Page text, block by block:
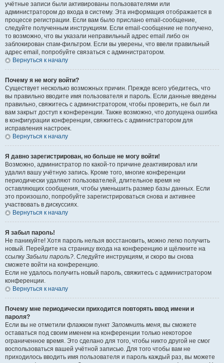
учётные записи были активированы пользователями или
администратором до входа в систему. Эта информация отображается в
процессе регистрации. Если вам было прислано email-сообщение,
следуйте полученным инструкциям. Если email-сообщение не получено,
то возможно, что вы указали неправильный адрес email либо он
заблокирован спам-фильтром. Если вы уверены, что ввели правильный
адрес email, попробуйте связаться с администратором.
Вернуться к началу
Почему я не могу войти?
Существует несколько возможных причин. Прежде всего убедитесь, что
вы правильно вводите имя пользователя и пароль. Если данные введены
правильно, свяжитесь с администратором, чтобы проверить, не был ли
вам закрыт доступ к конференции. Также возможно, что допущена ошибка
в конфигурации конференции, свяжитесь с администратором для
исправления настроек.
Вернуться к началу
Я давно зарегистрирован, но больше не могу войти!
Возможно, администратор по какой-то причине деактивировал или
удалил вашу учётную запись. Кроме того, многие конференции
периодически удаляют пользователей, длительное время не
оставляющих сообщения, чтобы уменьшить размер базы данных. Если
это произошло, попробуйте зарегистрироваться снова и активнее
участвовать в дискуссиях.
Вернуться к началу
Я забыл пароль!
Не паникуйте! Хотя пароль нельзя восстановить, можно легко получить
новый. Перейдите на страницу входа на конференцию и щёлкните на
ссылку Забыли пароль?. Следуйте инструкциям, и скоро вы снова
сможете войти на конференцию.
Если не удалось получить новый пароль, свяжитесь с администратором
конференции.
Вернуться к началу
Почему мне периодически приходится повторять ввод имени и
пароля?
Если вы не отметили флажком пункт Запомнить меня, вы сможете
оставаться под своим именем на конференции только некоторое
ограниченное время. Это сделано для того, чтобы никто другой не смог
воспользоваться вашей учётной записью. Для того чтобы вам не
приходилось вводить имя пользователя и пароль каждый раз, вы можете